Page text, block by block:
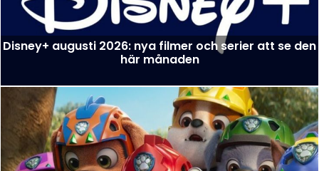
Disney+ augusti 2026: nya filmer och serier att se den
här månaden